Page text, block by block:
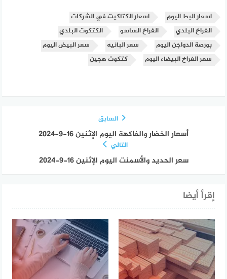
اسعار البط اليوم
اسعار الكتاكيت في الشركات
الفراخ البلدي
الفراخ الساسو
الكتكوت البلدي
بورصة الدواجن اليوم
سعر البانيه
سعر البيض اليوم
سعر الفراخ البيضاء اليوم
كتكوت هجين
السابق
أسعار الخضار والفاكهة اليوم الإثنين 16-9-2024
التالي
سعر الحديد والأسمنت اليوم الإثنين 16-9-2024
إقرأ أيضا